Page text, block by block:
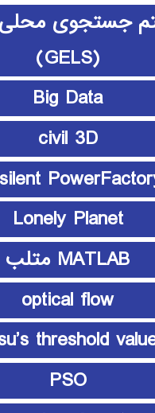
جستجوی
(GELS)
Big Data
civil 3D
Lonely Planet
MATLAB متلب
optical flow
threshold
PSO